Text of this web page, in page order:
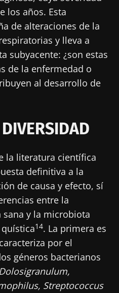
los años. Esta
de alteraciones de la
y lleva a
subyacente: ¿son estas
de la enfermedad o
al desarrollo de
la literatura científica
definitiva a la
de causa y efecto, sí
entre la
y la microbiota
14. La primera es
por el
géneros bacterianos
Streptococcus